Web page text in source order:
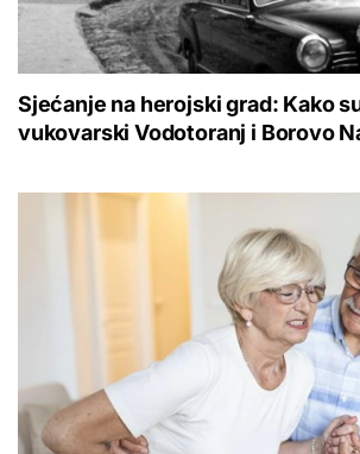
Sjećanje na herojski grad: Kako
vukovarski Vodotoranj i Borovo